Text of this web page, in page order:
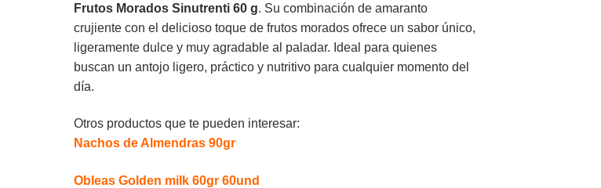
Frutos Morados Sinutrenti 60 g. Su combinación de amaranto
crujiente con el delicioso toque de frutos morados ofrece un sabor único,
ligeramente dulce y muy agradable al paladar. Ideal para quienes
buscan un antojo ligero, práctico y nutritivo para cualquier momento del
día.
Otros productos que te pueden interesar:
Nachos de Almendras 90gr
Obleas Golden milk 60gr 60und